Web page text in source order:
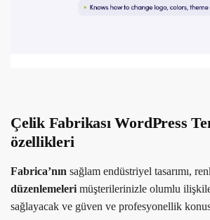
Çelik Fabrikası WordPress
özellikleri
Fabrica’nın sağlam endüstriyel tasarımı,
düzenlemeleri müşterilerinizle olumlu
sağlayacak ve güven ve profesyonellik